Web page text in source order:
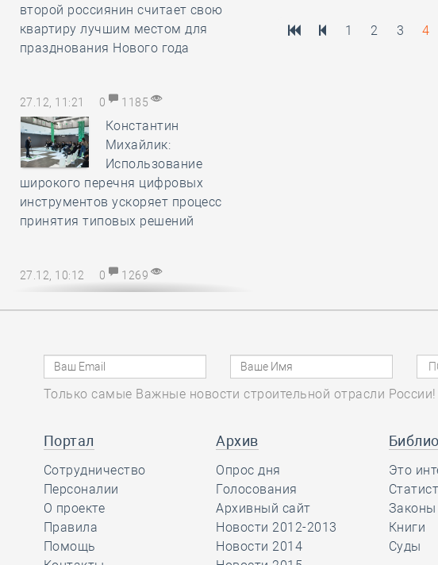
второй россиянин считает свою
квартиру лучшим местом для
празднования Нового года
27.12, 11:21 0 1185
Константин
Михайлик:
Использование
широкого перечня цифровых
инструментов ускоряет процесс
принятия типовых решений
27.12, 10:12 0 1269
расходов на охрану труда
отметил, что объём
работ в
строительстве вырос более, чем на
32 процента с 2019 года
1 2 3 4
Только самые Важные новости строительной отрасли России!
Портал
Сотрудничество
Персоналии
О проекте
Правила
Помощь
Архив
Опрос дня
Голосования
Архивный сайт
Новости 2012-2013
Новости 2014
Это
Законы
Книги
Суды